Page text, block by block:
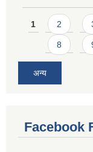
Pages
1 2
8
अन्य
Facebook